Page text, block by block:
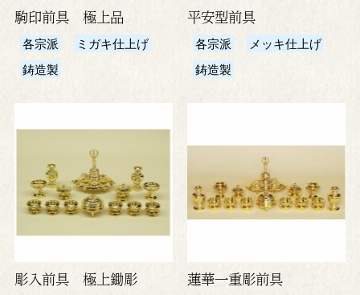
駒印前具 極上品
各宗派
ミガキ仕上げ
鋳造製
平安型前具
各宗派
メッキ仕上げ
鋳造製
彫入前具 極上鋤彫 蓮華一重彫前具